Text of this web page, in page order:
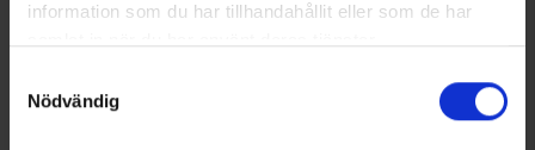
information som du har tillhandahållit eller som de har
Nödvändig
Ähnliche Produkte